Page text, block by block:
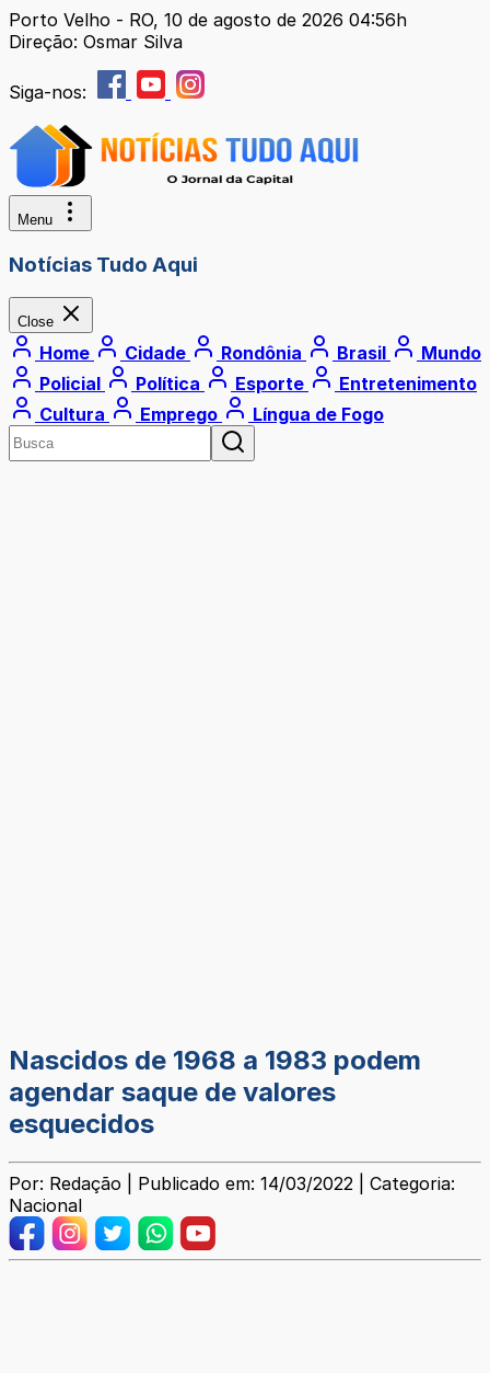
Porto Velho - RO, 10 de agosto de 2026 04:56h
Direção: Osmar Silva
Siga-nos:
Menu
Notícias Tudo Aqui
Close
Home Cidade Rondônia Brasil
Mundo
Policial
Política Esporte
Entretenimento
Cultura
Emprego Língua de Fogo
Nascidos de 1968 a 1983 podem
agendar saque de valores
esquecidos
Por: Redação | Publicado em: 14/03/2022 | Categoria:
Nacional